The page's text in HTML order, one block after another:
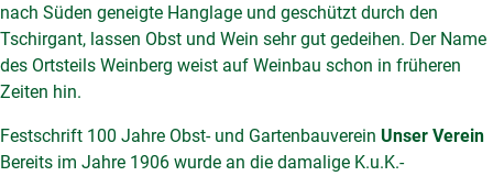
nach Süden geneigte Hanglage und geschützt durch den
Tschirgant, lassen Obst und Wein sehr gut gedeihen. Der Name
des Ortsteils Weinberg weist auf Weinbau schon in früheren
Zeiten hin.
Festschrift 100 Jahre Obst- und Gartenbauverein Unser Verein
Bereits im Jahre 1906 wurde an die damalige K.u.K.-